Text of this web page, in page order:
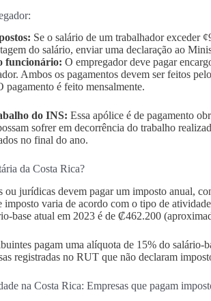
Se o salário de um trabalhador exceder
do salário, enviar uma declaração ao
funcionário: O empregador deve pagar
Ambos os pagamentos devem ser feitos
pagamento é feito mensalmente.
do INS: Essa apólice é de pagamento
sofrer em decorrência do trabalho
no final do ano.
da Costa Rica?
ou jurídicas devem pagar um imposto anual,
imposto varia de acordo com o tipo de
base atual em 2023 é de ₡462.200
pagam uma alíquota de 15% do
registradas no RUT que não declaram
na Costa Rica: Empresas que pagam